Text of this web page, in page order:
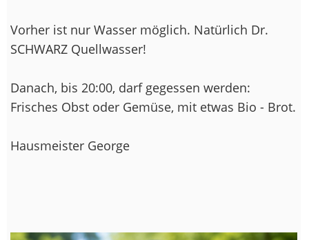
Vorher ist nur Wasser möglich. Natürlich Dr.
SCHWARZ Quellwasser!
Danach, bis 20:00, darf gegessen werden:
Frisches Obst oder Gemüse, mit etwas Bio - Brot.
Hausmeister George